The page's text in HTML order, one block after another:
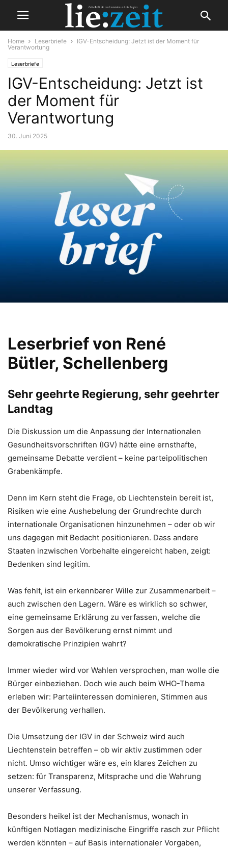
Home Leserbriefe
IGV-Entscheidung: Jetzt ist der Moment für
Verantwortung
Leserbriefe
IGV-Entscheidung: Jetzt ist
der Moment für
Verantwortung
30. Juni 2025
Leserbrief von René
Bütler, Schellenberg
Sehr geehrte Regierung, sehr geehrter
Landtag
Die Diskussion um die Anpassung der Internationalen
Gesundheitsvorschriften (IGV) hätte eine ernsthafte,
gemeinsame Debatte verdient – keine parteipolitischen
Grabenkämpfe.
Denn im Kern steht die Frage, ob Liechtenstein bereit ist,
Risiken wie eine Aushebelung der Grundrechte durch
internationale Organisationen hinzunehmen – oder ob wir
uns dagegen mit Bedacht positionieren. Dass andere
Staaten inzwischen Vorbehalte eingereicht haben, zeigt:
Bedenken sind legitim.
Was fehlt, ist ein erkennbarer Wille zur Zusammenarbeit –
auch zwischen den Lagern. Wäre es wirklich so schwer,
eine gemeinsame Erklärung zu verfassen, welche die
Sorgen aus der Bevölkerung ernst nimmt und
demokratische Prinzipien wahrt?
Immer wieder wird vor Wahlen versprochen, man wolle die
Bürger einbeziehen. Doch wie auch beim WHO-Thema
erleben wir: Parteiinteressen dominieren, Stimmen aus
der Bevölkerung verhallen.
Die Umsetzung der IGV in der Schweiz wird auch
Liechtenstein betreffen – ob wir aktiv zustimmen oder
nicht. Umso wichtiger wäre es, ein klares Zeichen zu
setzen: für Transparenz, Mitsprache und die Wahrung
unserer Verfassung.
Besonders heikel ist der Mechanismus, wonach in
künftigen Notlagen medizinische Eingriffe rasch zur Pflicht
werden könnten – auf Basis internationaler Vorgaben,